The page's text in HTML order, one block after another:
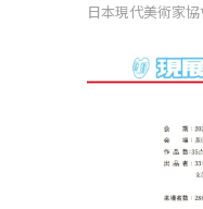
日本現代美術家